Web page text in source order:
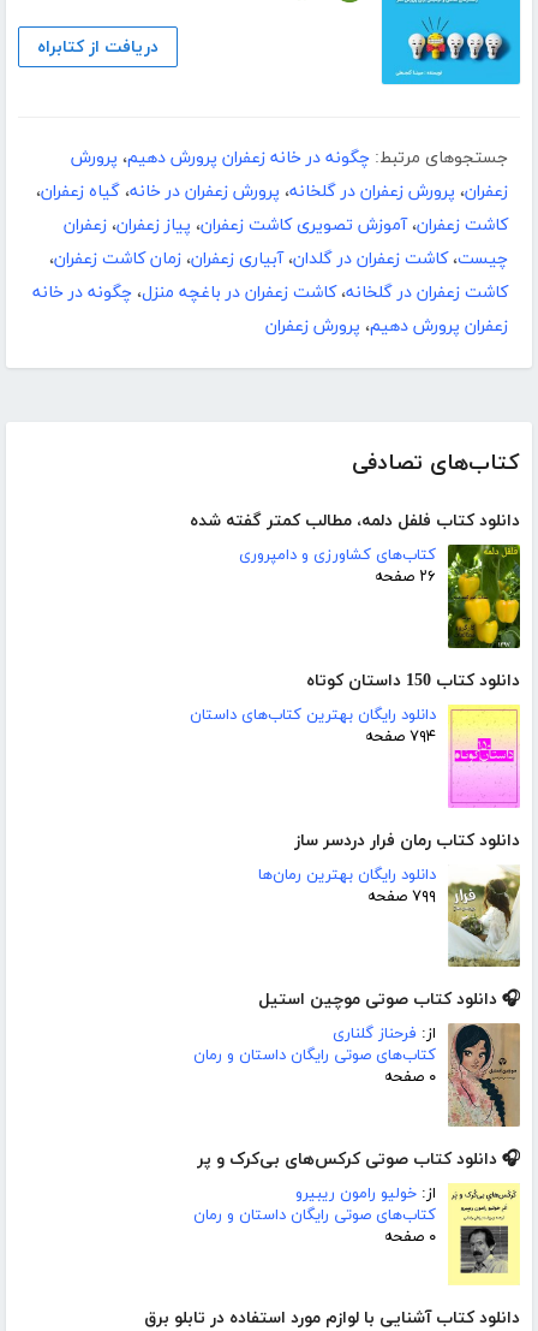
کتاب‌های تصادفی
دانلود کتاب فلفل دلمه، مطالب کمتر گفته شده
کتاب‌های کشاورزی و دامپروری
۲۶ صفحه
دانلود کتاب 150 داستان کوتاه
دانلود رایگان بهترین کتاب‌های داستان
۷۹۴ صفحه
دانلود کتاب رمان فرار دردسر ساز
دانلود رایگان بهترین رمان‌ها
۷۹۹ صفحه
🎧 دانلود کتاب صوتی موچین استیل
از: فرحناز گلناری
کتاب‌های صوتی رایگان داستان و رمان
۰ صفحه
🎧 دانلود کتاب صوتی کرکس‌های بی‌کرک و پر
از: خولیو رامون ریبیرو
کتاب‌های صوتی رایگان داستان و رمان
۰ صفحه
دانلود کتاب آشنایی با لوازم مورد استفاده در تابلو برق
دریافت از کتابراه
جستجوهای مرتبط: چگونه در خانه زعفران پرورش دهیم، پرورش
زعفران، پرورش زعفران در گلخانه، پرورش زعفران در خانه، گیاه زعفران،
کاشت زعفران،آموزش تصویری کاشت زعفران، پیاز زعفران، زعفران
چیست،کاشت زعفران در گلدان،آبیاری زعفران، زمان کاشت زعفران،
کاشت زعفران در گلخانه،کاشت زعفران در باغچه منزل، چگونه در خانه
زعفران پرورش دهیم، پرورش زعفران